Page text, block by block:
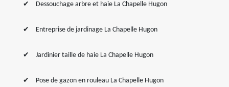
Dessouchage arbre et haie La Chapelle Hugon
Entreprise de jardinage La Chapelle Hugon
Jardinier taille de haie La Chapelle Hugon
Pose de gazon en rouleau La Chapelle Hugon